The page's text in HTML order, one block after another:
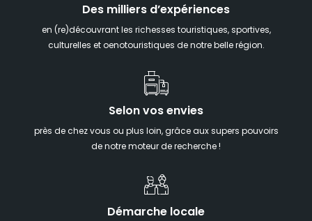
Des milliers d’expériences
en (re)découvrant les richesses touristiques, sportives,
culturelles et oenotouristiques de notre belle région.
Selon vos envies
près de chez vous ou plus loin, grâce aux supers pouvoirs
de notre moteur de recherche !
Démarche locale